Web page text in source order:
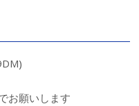
お願いします